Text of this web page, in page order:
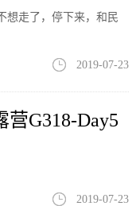
想走了，停下来，和民
2019-07-23
G318-Day5
2019-07-23